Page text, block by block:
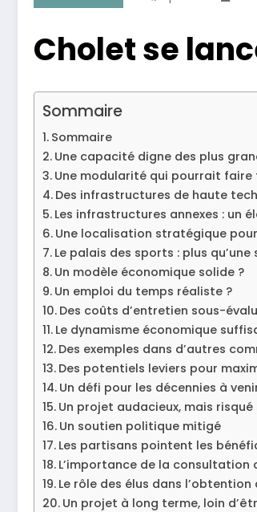
Cholet se
Sommaire
Sommaire
Une capacité digne des plus
Une modularité qui pourrait
Des infrastructures de haute
Les infrastructures annexes : un
Une localisation stratégique
Le palais des sports : plus
Un modèle économique solide ?
Un emploi du temps réaliste ?
Des coûts d’entretien sous-
Le dynamisme économique
Des exemples dans d’autres
Des potentiels leviers pour
Un défi pour les décennies à
Un projet audacieux, mais
Un soutien politique mitigé
Les partisans pointent les
L’importance de la consultation
Le rôle des élus dans
Un projet à long terme, loin